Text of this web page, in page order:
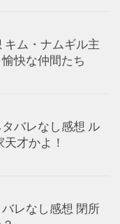
キム・ナムギル主
快な仲間たち
バレなし感想 ル
才かよ！
レなし感想 閉所